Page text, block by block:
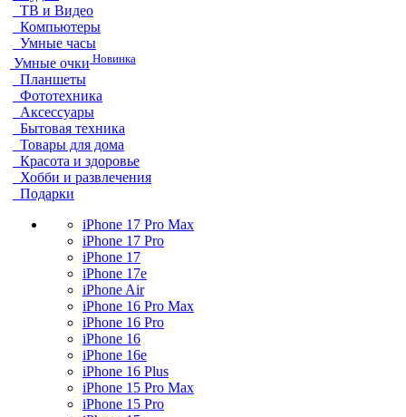
ТВ и Видео
Компьютеры
Умные часы
Умные очки Новинка
Планшеты
Фототехника
Аксессуары
Бытовая техника
Товары для дома
Красота и здоровье
Хобби и развлечения
Подарки
iPhone 17 Pro Max
iPhone 17 Pro
iPhone 17
iPhone 17e
iPhone Air
iPhone 16 Pro Max
iPhone 16 Pro
iPhone 16
iPhone 16e
iPhone 16 Plus
iPhone 15 Pro Max
iPhone 15 Pro